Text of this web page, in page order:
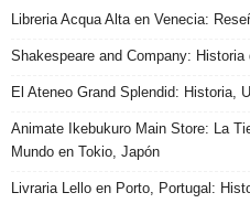
Libreria Acqua Alta en Venecia:
Shakespeare and Company:
El Ateneo Grand Splendid: Historia,
Animate Ikebukuro Main Store: La
Mundo en Tokio, Japón
Livraria Lello en Porto, Portugal: